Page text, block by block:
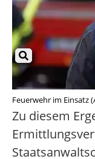
Feuerwehr im Einsatz
Zu diesem